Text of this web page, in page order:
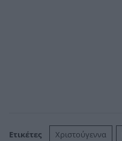
Ετικέτες Χριστούγεννα